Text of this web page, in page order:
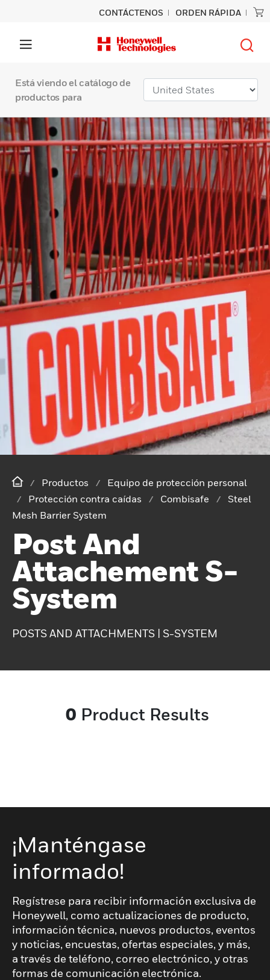
CONTÁCTENOS ORDEN RÁPIDA
Está viendo el catálogo de
productos para
Productos
Equipo de protección personal
Protección contra caídas
Combisafe
Steel
Mesh Barrier System
Post And
Attachement S-
System
POSTS AND ATTACHMENTS | S-SYSTEM
0 Product Results
¡Manténgase
informado!
Regístrese para recibir información exclusiva de
Honeywell, como actualizaciones de producto,
información técnica, nuevos productos, eventos
y noticias, encuestas, ofertas especiales, y más,
a través de teléfono, correo electrónico, y otras
formas de comunicación electrónica.